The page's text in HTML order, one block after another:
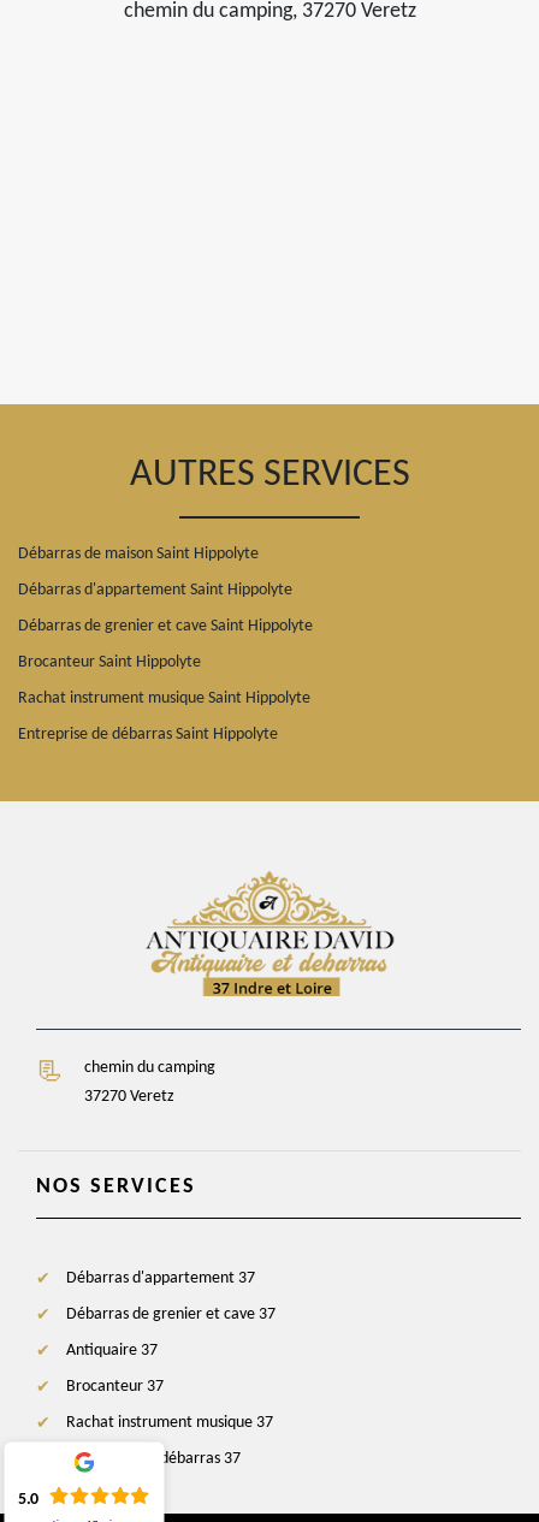
chemin du camping, 37270 Veretz
AUTRES SERVICES
Débarras de maison Saint Hippolyte
Débarras d'appartement Saint Hippolyte
Débarras de grenier et cave Saint Hippolyte
Brocanteur Saint Hippolyte
Rachat instrument musique Saint Hippolyte
Entreprise de débarras Saint Hippolyte
chemin du camping
37270 Veretz
NOS SERVICES
Débarras d'appartement 37
Débarras de grenier et cave 37
Antiquaire 37
Brocanteur 37
Rachat instrument musique 37
Entreprise de débarras 37
5.0